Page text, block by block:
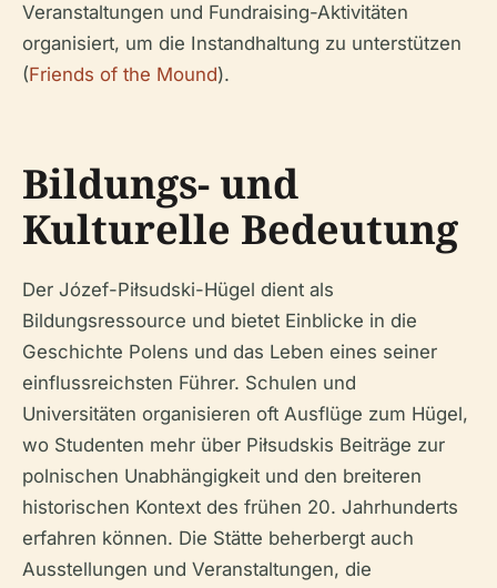
Veranstaltungen und Fundraising-Aktivitäten
organisiert, um die Instandhaltung zu unterstützen
(Friends of the Mound).
Bildungs- und
Kulturelle Bedeutung
Der Józef-Piłsudski-Hügel dient als
Bildungsressource und bietet Einblicke in die
Geschichte Polens und das Leben eines seiner
einflussreichsten Führer. Schulen und
Universitäten organisieren oft Ausflüge zum Hügel,
wo Studenten mehr über Piłsudskis Beiträge zur
polnischen Unabhängigkeit und den breiteren
historischen Kontext des frühen 20. Jahrhunderts
erfahren können. Die Stätte beherbergt auch
Ausstellungen und Veranstaltungen, die